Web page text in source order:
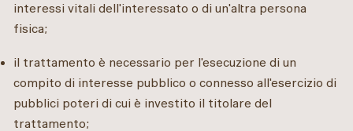
interessi vitali dell'interessato o di un'altra persona
fisica;
il trattamento è necessario per l'esecuzione di un
compito di interesse pubblico o connesso all'esercizio di
pubblici poteri di cui è investito il titolare del
trattamento;